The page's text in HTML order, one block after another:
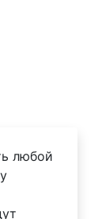
любой